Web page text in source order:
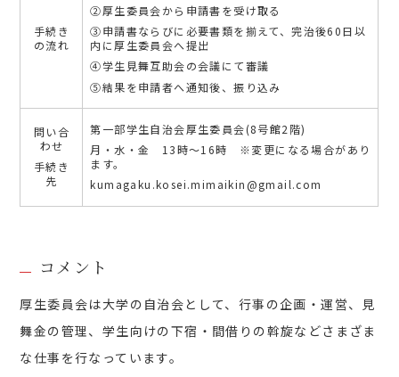
手続き
の流れ
②厚生委員会から申請書を受け取る
③申請書ならびに必要書類を揃えて、完治後60日以
内に厚生委員会へ提出
④学生見舞互助会の会議にて審議
⑤結果を申請者へ通知後、振り込み
問い合
わせ
手続き
先
第一部学生自治会厚生委員会(8号館2階)
月・水・金 13時～16時 ※変更になる場合があり
ます。
kumagaku.kosei.mimaikin@gmail.com
コメント
厚生委員会は大学の自治会として、行事の企画・運営、見
舞金の管理、学生向けの下宿・間借りの斡旋などさまざま
な仕事を行なっています。